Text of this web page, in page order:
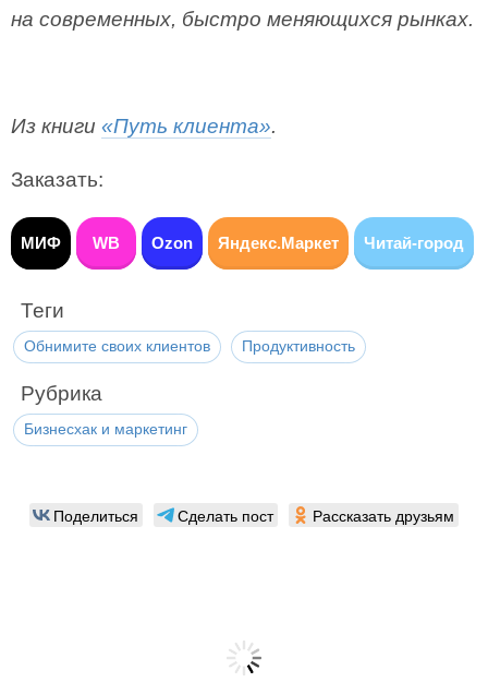
на современных, быстро меняющихся рынках.
Из книги «Путь клиента».
Заказать:
МИФ WB Ozon Яндекс.Маркет Читай-город
Теги
Обнимите своих клиентов Продуктивность
Рубрика
Бизнесхак и маркетинг
Поделиться Сделать пост Рассказать друзьям